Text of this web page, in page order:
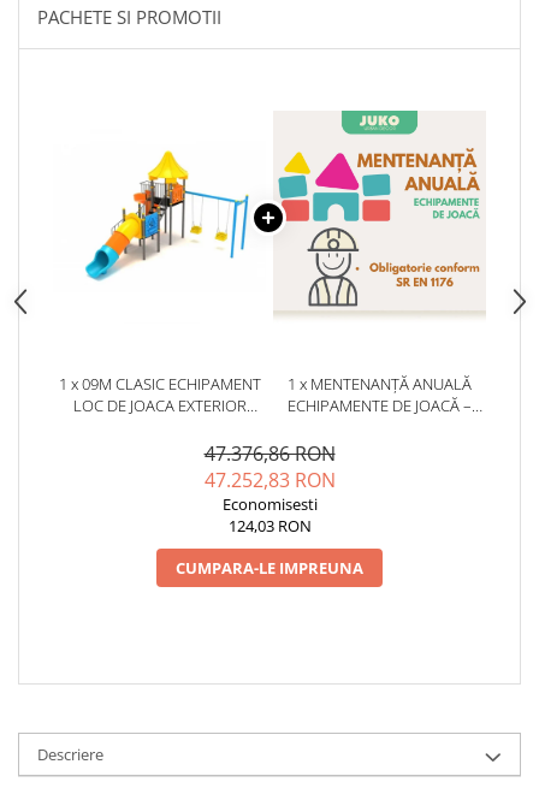
PACHETE SI PROMOTII
1 x 09M CLASIC ECHIPAMENT
LOC DE JOACA EXTERIOR
TOBOGANE 2 LEAGANE
1 x MENTENANȚĂ ANUALĂ
ECHIPAMENTE DE JOACĂ –
CONFORM SR EN 1176
47.376,86 RON
47.252,83 RON
Economisesti
124,03 RON
CUMPARA-LE IMPREUNA
Descriere